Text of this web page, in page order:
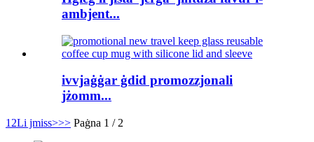
ambjent...
ivvjaġġar ġdid promozzjonali
jżomm...
1 2Li jmiss>>> Paġna 1 / 2